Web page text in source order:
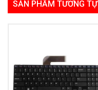
SẢN PHẨM TƯƠNG TỰ